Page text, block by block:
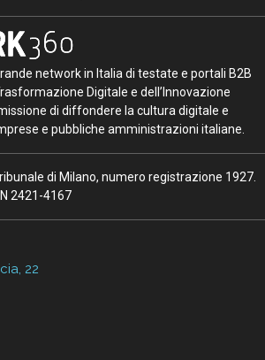
network in Italia di testate e portali B2B
Digitale e dell’Innovazione
di diffondere la cultura digitale e
e pubbliche amministrazioni italiane.
di Milano, numero registrazione 1927.
2421-4167
22